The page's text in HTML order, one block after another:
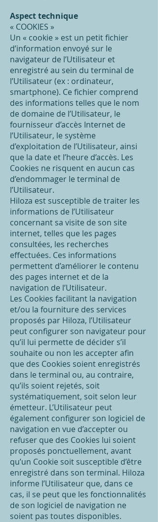
Aspect technique
« COOKIES »
Un « cookie » est un petit fichier
d’information envoyé sur le
navigateur de l’Utilisateur et
enregistré au sein du terminal de
l’Utilisateur (ex : ordinateur,
smartphone). Ce fichier comprend
des informations telles que le nom
de domaine de l’Utilisateur, le
fournisseur d’accès Internet de
l’Utilisateur, le système
d’exploitation de l’Utilisateur, ainsi
que la date et l’heure d’accès. Les
Cookies ne risquent en aucun cas
d’endommager le terminal de
l’Utilisateur.
Hiloza est susceptible de traiter les
informations de l’Utilisateur
concernant sa visite de son site
internet, telles que les pages
consultées, les recherches
effectuées. Ces informations
permettent d’améliorer le contenu
des pages internet et de la
navigation de l’Utilisateur.
Les Cookies facilitant la navigation
et/ou la fourniture des services
proposés par Hiloza, l’Utilisateur
peut configurer son navigateur pour
qu’il lui permette de décider s’il
souhaite ou non les accepter afin
que des Cookies soient enregistrés
dans le terminal ou, au contraire,
qu’ils soient rejetés, soit
systématiquement, soit selon leur
émetteur. L’Utilisateur peut
également configurer son logiciel de
navigation en vue d’accepter ou
refuser que des Cookies lui soient
proposés ponctuellement, avant
qu’un Cookie soit susceptible d’être
enregistré dans son terminal. Hiloza
informe l’Utilisateur que, dans ce
cas, il se peut que les fonctionnalités
de son logiciel de navigation ne
soient pas toutes disponibles.